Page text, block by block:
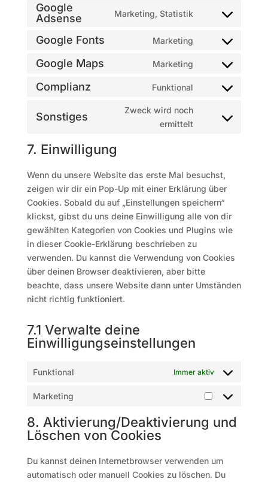
wordpress
service
analytics
Google
Adsense
Marketing, Statistik
Consent
service
google-
Google Fonts Marketing
Consent
google-
Google Maps Marketing
Consent
Complianz Funktional
Consent
service
Sonstiges
Zweck wird noch
ermittelt
Consent
7. Einwilligung
Wenn du unsere Website das erste Mal besuchst,
zeigen wir dir ein Pop-Up mit einer Erklärung über
Cookies. Sobald du auf „Einstellungen speichern“
klickst, gibst du uns deine Einwilligung alle von dir
gewählten Kategorien von Cookies und Plugins wie
in dieser Cookie-Erklärung beschrieben zu
verwenden. Du kannst die Verwendung von Cookies
über deinen Browser deaktivieren, aber bitte
beachte, dass unsere Website dann unter Umständen
nicht richtig funktioniert.
7.1 Verwalte deine
Einwilligungseinstellungen
Funktional Immer aktiv
Marketing
Marketing
8. Aktivierung/Deaktivierung und
Löschen von Cookies
Du kannst deinen Internetbrowser verwenden um
automatisch oder manuell Cookies zu löschen. Du